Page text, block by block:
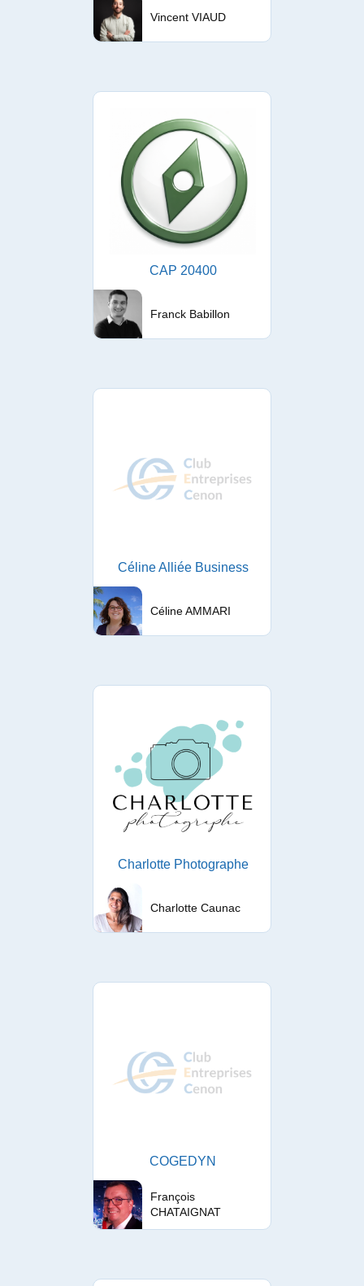
Vincent VIAUD
CAP 20400
Franck Babillon
Céline Alliée Business
Céline AMMARI
Charlotte Photographe
Charlotte Caunac
COGEDYN
François
CHATAIGNAT